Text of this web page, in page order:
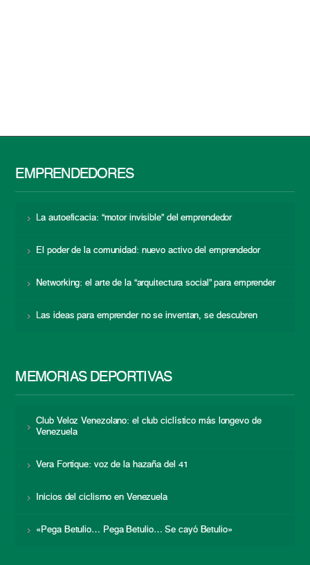
EMPRENDEDORES
La autoeficacia: “motor invisible” del emprendedor
El poder de la comunidad: nuevo activo del emprendedor
Networking: el arte de la “arquitectura social” para emprender
Las ideas para emprender no se inventan, se descubren
MEMORIAS DEPORTIVAS
Club Veloz Venezolano: el club ciclístico más longevo de
Venezuela
Vera Fortique: voz de la hazaña del 41
Inicios del ciclismo en Venezuela
«Pega Betulio… Pega Betulio… Se cayó Betulio»